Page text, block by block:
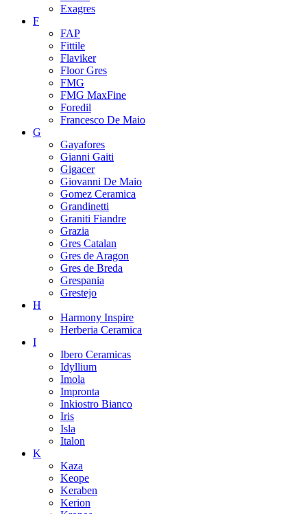
Exagres
F
FAP
Fittile
Flaviker
Floor Gres
FMG
FMG MaxFine
Foredil
Francesco De Maio
G
Gayafores
Gianni Gaiti
Gigacer
Giovanni De Maio
Gomez Ceramica
Grandinetti
Graniti Fiandre
Grazia
Gres Catalan
Gres de Aragon
Gres de Breda
Grespania
Grestejo
H
Harmony Inspire
Herberia Ceramica
I
Ibero Ceramicas
Idyllium
Imola
Impronta
Inkiostro Bianco
Iris
Isla
Italon
K
Kaza
Keope
Keraben
Kerion